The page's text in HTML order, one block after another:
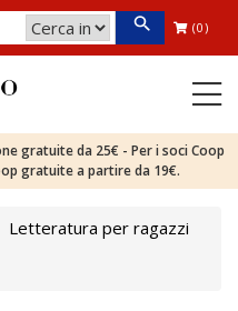
(0)
gratuite da 25€ - Per i soci Coop
gratuite a partire da 19€.
Letteratura per ragazzi